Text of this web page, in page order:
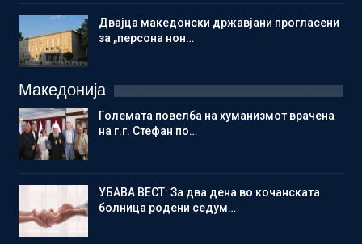
Двајца македонски државјани прогласени
за „персона нон…
Македонија
Големата повелба на хуманизмот врачена
на г.г. Стефан по…
УБАВА ВЕСТ: За два дена во кочанската
болница родени седум…